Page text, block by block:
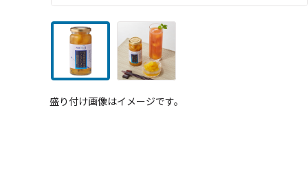
盛り付け画像はイメージです。